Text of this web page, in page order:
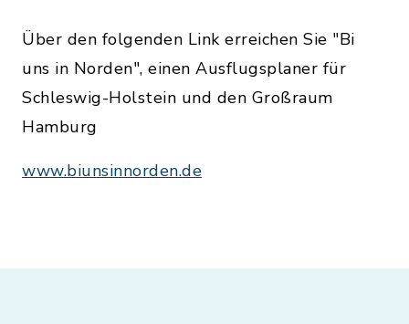
Über den folgenden Link erreichen Sie "Bi
uns in Norden", einen Ausflugsplaner für
Schleswig-Holstein und den Großraum
Hamburg
www.biunsinnorden.de